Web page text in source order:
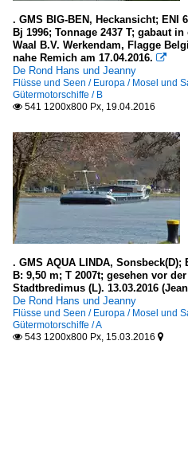
. GMS BIG-BEN, Heckansicht; ENI
Bj 1996; Tonnage 2437 T; gabaut
Waal B.V. Werkendam, Flagge
nahe Remich am 17.04.2016. 
De Rond Hans und Jeanny
Flüsse und Seen / Europa / Mosel und
Gütermotorschiffe / B
 541 1200x800 Px, 19.04.2016
. GMS AQUA LINDA, Sonsbeck(D);
B: 9,50 m; T 2007t; gesehen vor
Stadtbredimus (L). 13.03.2016
De Rond Hans und Jeanny
Flüsse und Seen / Europa / Mosel und
Gütermotorschiffe / A
 543 1200x800 Px, 15.03.2016 